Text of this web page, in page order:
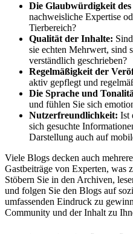
Die Glaubwürdigkeit
nachweisliche Expertise
Tierbereich?
Qualität der Inhalte:
sie echten Mehrwert, sind
verständlich geschrieben?
Regelmäßigkeit der
aktiv gepflegt und
Die Sprache und
und fühlen Sie sich
Nutzerfreundlichkeit: Ist
sich gesuchte
Darstellung auch auf
Viele Blogs decken auch
Gastbeiträge von Experten, was
Stöbern Sie in den Archiven,
und folgen Sie den Blogs auf
umfassenden Eindruck zu
Community und der Inhalt zu